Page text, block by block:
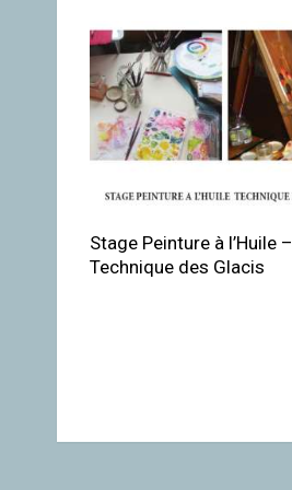
Stage Peinture à l’Huile –
Technique des Glacis